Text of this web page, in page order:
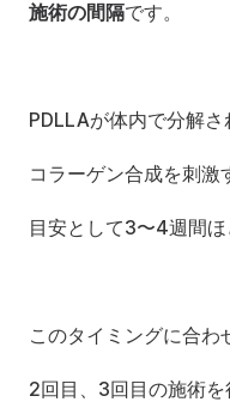
施術の間隔です。
PDLLAが体内で分解さ
コラーゲン合成を刺激
目安として3〜4週間ほ
このタイミングに合わ
2回目、3回目の施術を